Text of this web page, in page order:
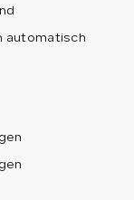
automatisch